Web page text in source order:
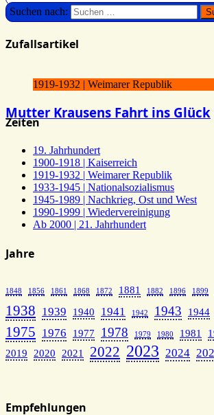
Suchen nach:
Zufallsartikel
1919-1932 | Weimarer Republik
Mutter Krausens Fahrt ins Glück
Zeiten
19. Jahrhundert
1900-1918 | Kaiserreich
1919-1932 | Weimarer Republik
1933-1945 | Nationalsozialismus
1945-1989 | Nachkrieg, Ost und West
1990-1999 | Wiedervereinigung
Ab 2000 | 21. Jahrhundert
Jahre
1848 1856 1861 1868 1872 1881 1882 1896 1899
1938 1939 1940 1941 1942 1943 1944
1975 1976 1977 1978 1979 1980 1981
2019
2020 2021 2022 2023 2024
Empfehlungen